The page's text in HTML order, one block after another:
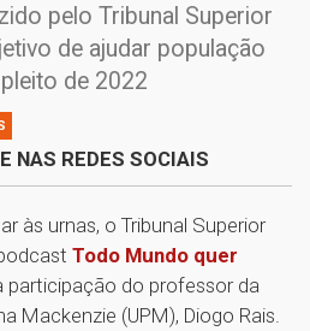
pelo Tribunal Superior
de ajudar população
de 2022
NAS REDES SOCIAIS
às urnas, o Tribunal Superior
Todo Mundo quer
participação do professor da
Mackenzie (UPM), Diogo Rais.